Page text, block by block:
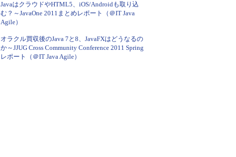
JavaはクラウドやHTML5、iOS/Androidも取り込
む？～JavaOne 2011まとめレポート（＠IT Java
Agile）
オラクル買収後のJava 7と8、JavaFXはどうなるの
か～JJUG Cross Community Conference 2011 Spring
レポート（＠IT Java Agile）